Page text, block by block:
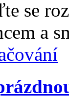
se
a